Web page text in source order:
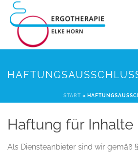
HAFTUNGSAUSSCHLUSS
START »
Haftung für Inhalte
Als Diensteanbieter sind wir gemäß